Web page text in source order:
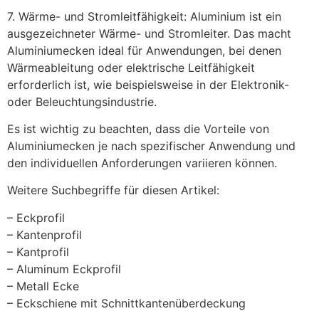
7. Wärme- und Stromleitfähigkeit: Aluminium ist ein
ausgezeichneter Wärme- und Stromleiter. Das macht
Aluminiumecken ideal für Anwendungen, bei denen
Wärmeableitung oder elektrische Leitfähigkeit
erforderlich ist, wie beispielsweise in der Elektronik-
oder Beleuchtungsindustrie.
Es ist wichtig zu beachten, dass die Vorteile von
Aluminiumecken je nach spezifischer Anwendung und
den individuellen Anforderungen variieren können.
Weitere Suchbegriffe für diesen Artikel:
– Eckprofil
– Kantenprofil
– Kantprofil
– Aluminum Eckprofil
– Metall Ecke
– Eckschiene mit Schnittkantenüberdeckung